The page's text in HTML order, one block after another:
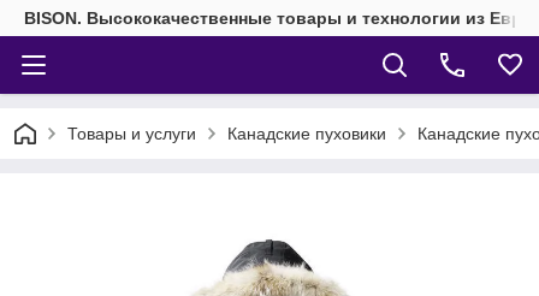
BISON. Высококачественные товары и технологии из
Товары и услуги Канадские пуховики Канадские